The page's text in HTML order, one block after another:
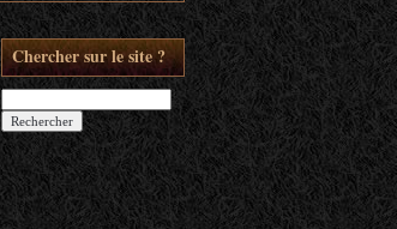
Chercher sur le site ?
Rechercher :